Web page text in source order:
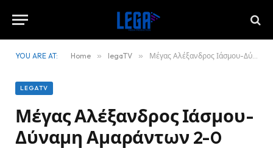
YOU ARE AT: Home » legaTV » Μέγας Αλέξανδρος Ιάσμου-Δύναμη Αμαράντων 2-0
LEGATV
Μέγας Αλέξανδρος Ιάσμου-
Δύναμη Αμαράντων 2-0